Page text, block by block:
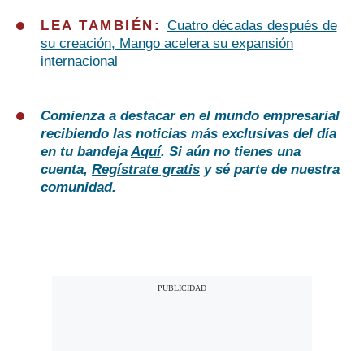
LEA TAMBIÉN: Cuatro décadas después de
su creación, Mango acelera su expansión
internacional
Comienza a destacar en el mundo empresarial
recibiendo las noticias más exclusivas del día
en tu bandejaAquí. Si aún no tienes una
cuenta, Regístrate gratis y sé parte de nuestra
comunidad.